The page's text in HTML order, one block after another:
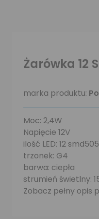
Żarówka 12
marka produktu:
Moc: 2,4W
Napięcie 12V
ilość LED: 12
trzonek: G4
barwa: ciepła
strumień świetlny:
Zobacz pełny opis